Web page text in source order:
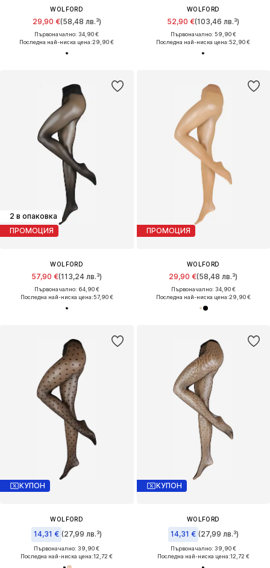
WOLFORD
29,90 €(58,48 лв.³)
Първоначално: 34,90 €
Последна най-ниска цена:29,90 €
WOLFORD
52,90 €(103,46 лв.³)
Първоначално: 59,90 €
Последна най-ниска цена:52,90 €
2 в опаковка
ПРОМОЦИЯ
WOLFORD
57,90 €(113,24 лв.³)
Първоначално: 64,90 €
Последна най-ниска цена:57,90 €
ПРОМОЦИЯ
WOLFORD
29,90 €(58,48 лв.³)
Първоначално: 34,90 €
Последна най-ниска цена:29,90 €
КУПОН
WOLFORD
14,31 € (27,99 лв.³)
Първоначално: 39,90 €
Последна най-ниска цена:12,72 €
КУПОН
WOLFORD
14,31 € (27,99 лв.³)
Първоначално: 39,90 €
Последна най-ниска цена:12,72 €